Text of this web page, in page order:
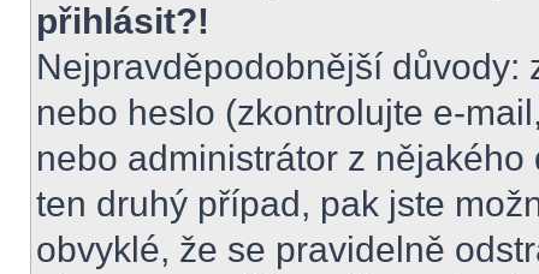
přihlásit?!
Nejpravděpodobnější důvody:
nebo heslo (zkontrolujte e-
nebo administrátor z
ten druhý případ, pak jste
obvyklé, že se pravidelně